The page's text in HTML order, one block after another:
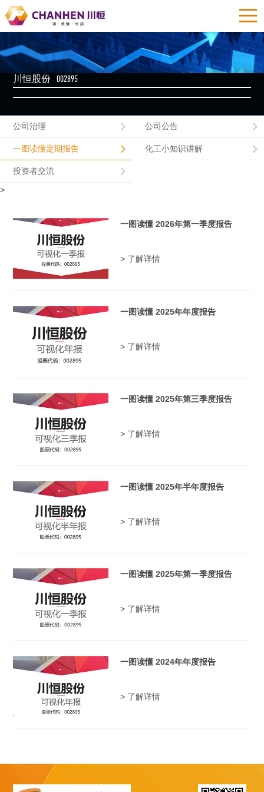
川恒股份 002895
公司治理 公司公告
一图读懂定期报告 化工小知识讲解
投资者交流
>
一图读懂 2026年第一季度报告
> 了解详情
一图读懂 2025年年度报告
> 了解详情
一图读懂 2025年第三季度报告
> 了解详情
一图读懂 2025年半年度报告
> 了解详情
一图读懂 2025年第一季度报告
> 了解详情
一图读懂 2024年年度报告
> 了解详情